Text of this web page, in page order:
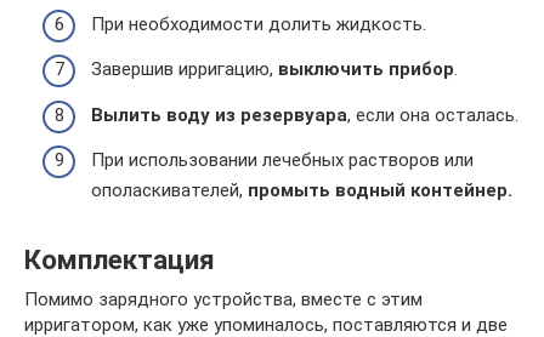
При необходимости долить жидкость.
Завершив ирригацию, выключить прибор.
Вылить воду из резервуара, если она осталась.
При использовании лечебных растворов или
ополаскивателей, промыть водный контейнер.
Комплектация
Помимо зарядного устройства, вместе с этим
ирригатором, как уже упоминалось, поставляются и две